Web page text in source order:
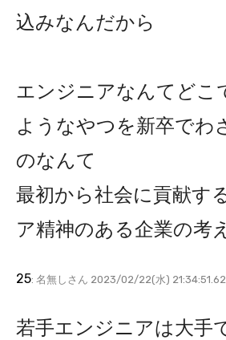
込みなんだから
エンジニアなんてどこ
ようなやつを新卒でわ
のなんて
最初から社会に貢献す
ア精神のある企業の考
25: 名無しさん 2023/02/22(水)
若手エンジニアは大手